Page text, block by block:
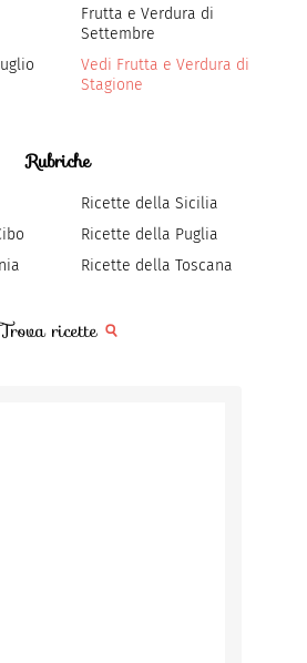
Frutta e Verdura di
Settembre
Vedi Frutta e Verdura di
Stagione
Rubriche
Ricette della Sicilia
Ricette della Puglia
Ricette della Toscana
Trova ricette